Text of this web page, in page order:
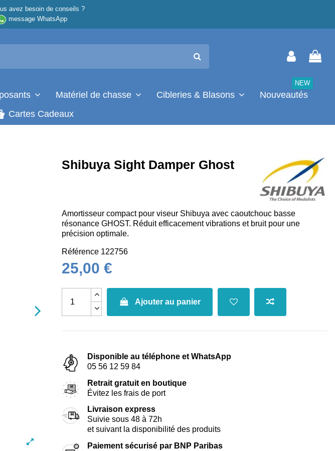
avez besoin de conseils ?
message WhatsApp
Matériel de chasse Cibleries & Blasons Nouveautés
NEW
Cartes Cadeaux
Shibuya Sight Damper Ghost
Amortisseur compact pour viseur Shibuya avec caoutchouc basse
résonance GHOST. Réduit efficacement vibrations et bruit pour une
précision optimale.
Référence 122756
25,00 €
Ajouter au panier
Disponible au téléphone et WhatsApp
05 56 12 59 84
Retrait gratuit en boutique
Évitez les frais de port
Livraison express
Suivie sous 48 à 72h
et suivant la disponibilité des produits
Paiement sécurisé par BNP Paribas